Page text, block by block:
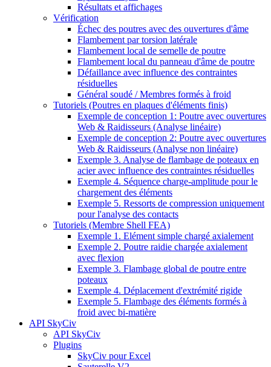
Résultats et affichages
Vérification
Échec des poutres avec des ouvertures d'âme
Flambement par torsion latérale
Flambement local de semelle de poutre
Flambement local du panneau d'âme de poutre
Défaillance avec influence des contraintes
résiduelles
Général soudé / Membres formés à froid
Tutoriels (Poutres en plaques d'éléments finis)
Exemple de conception 1: Poutre avec ouvertures
Web & Raidisseurs (Analyse linéaire)
Exemple de conception 2: Poutre avec ouvertures
Web & Raidisseurs (Analyse non linéaire)
Exemple 3. Analyse de flambage de poteaux en
acier avec influence des contraintes résiduelles
Exemple 4. Séquence charge-amplitude pour le
chargement des éléments
Exemple 5. Ressorts de compression uniquement
pour l'analyse des contacts
Tutoriels (Membre Shell FEA)
Exemple 1. Elément simple chargé axialement
Exemple 2. Poutre raidie chargée axialement
avec flexion
Exemple 3. Flambage global de poutre entre
poteaux
Exemple 4. Déplacement d'extrémité rigide
Exemple 5. Flambage des éléments formés à
froid avec bi-matière
API SkyCiv
API SkyCiv
Plugins
SkyCiv pour Excel